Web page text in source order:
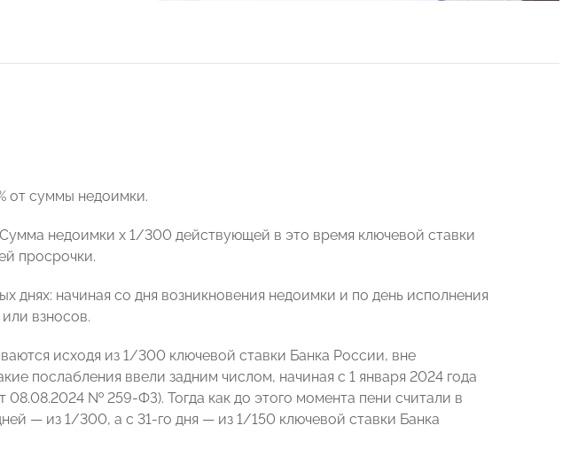
от суммы недоимки.
недоимки x 1/300 действующей в это время ключевой ставки
просрочки.
днях: начиная со дня возникновения недоимки и по день исполнения
взносов.
исходя из 1/300 ключевой ставки Банка России, вне
послабления ввели задним числом, начиная с 1 января 2024 года
08.08.2024 № 259-ФЗ). Тогда как до этого момента пени считали в
— из 1/300, а с 31-го дня — из 1/150 ключевой ставки Банка